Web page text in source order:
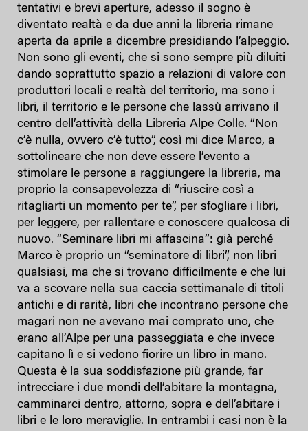
tentativi e brevi aperture, adesso il sogno è
diventato realtà e da due anni la libreria rimane
aperta da aprile a dicembre presidiando l’alpeggio.
Non sono gli eventi, che si sono sempre più diluiti
dando soprattutto spazio a relazioni di valore con
produttori locali e realtà del territorio, ma sono i
libri, il territorio e le persone che lassù arrivano il
centro dell’attività della Libreria Alpe Colle. “Non
c’è nulla, ovvero c’è tutto”, così mi dice Marco, a
sottolineare che non deve essere l’evento a
stimolare le persone a raggiungere la libreria, ma
proprio la consapevolezza di “riuscire così a
ritagliarti un momento per te”, per sfogliare i libri,
per leggere, per rallentare e conoscere qualcosa di
nuovo. “Seminare libri mi affascina”: già perché
Marco è proprio un “seminatore di libri”, non libri
qualsiasi, ma che si trovano difficilmente e che lui
va a scovare nella sua caccia settimanale di titoli
antichi e di rarità, libri che incontrano persone che
magari non ne avevano mai comprato uno, che
erano all’Alpe per una passeggiata e che invece
capitano lì e si vedono fiorire un libro in mano.
Questa è la sua soddisfazione più grande, far
intrecciare i due mondi dell’abitare la montagna,
camminarci dentro, attorno, sopra e dell’abitare i
libri e le loro meraviglie. In entrambi i casi non è la